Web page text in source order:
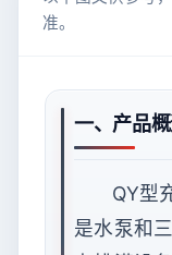
准。
一、产品
QY型
是水泵和